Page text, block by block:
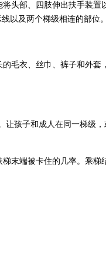
头部、四肢伸出扶手装
以及两个梯级相连的部位。
毛衣、丝巾、裤子和外
孩子和成人在同一梯级
末端被卡住的几率。乘梯